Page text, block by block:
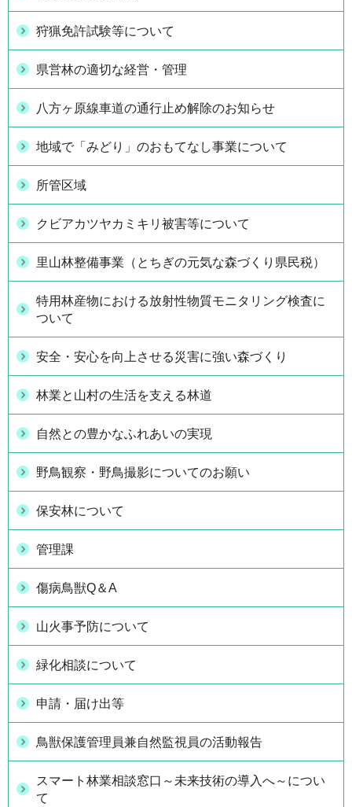
狩猟免許試験等について
県営林の適切な経営・管理
八方ヶ原線車道の通行止め解除のお知らせ
地域で「みどり」のおもてなし事業について
所管区域
クビアカツヤカミキリ被害等について
里山林整備事業（とちぎの元気な森づくり県民税）
特用林産物における放射性物質モニタリング検査に
ついて
安全・安心を向上させる災害に強い森づくり
林業と山村の生活を支える林道
自然との豊かなふれあいの実現
野鳥観察・野鳥撮影についてのお願い
保安林について
管理課
傷病鳥獣Q＆A
山火事予防について
緑化相談について
申請・届け出等
鳥獣保護管理員兼自然監視員の活動報告
スマート林業相談窓口～未来技術の導入へ～につい
て